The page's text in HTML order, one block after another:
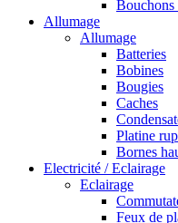
Bouchons
Allumage
Allumage
Batteries
Bobines
Bougies
Caches
Platine
Bornes
Electricité / Eclairage
Eclairage
Feux de